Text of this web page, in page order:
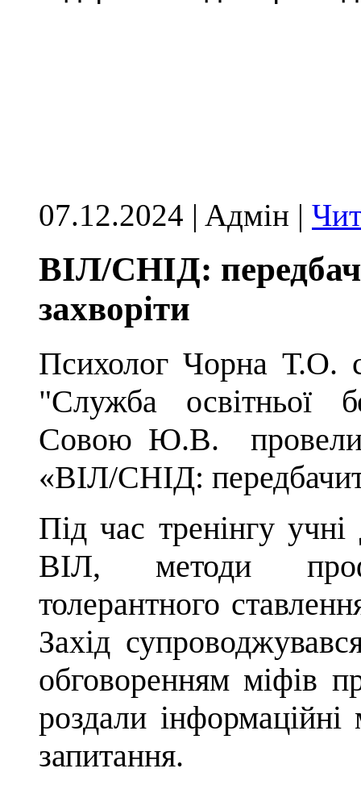
07.12.2024 | Aдмін |
ВІЛ/СНІД:
захворіти
Психолог Чорна Т.О.
"Служба освітньої
Совою Ю.В.
«ВІЛ/СНІД:
Під час тренінгу
ВІЛ, методи
толерантного
Захід
обговоренням міфів
роздали інформаційні
запитання.